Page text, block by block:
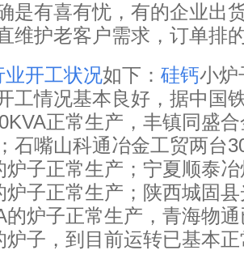
是有喜有忧，有的企业出
维护老客户需求，订单排
业开工状况如下： 硅钙小炉
工情况基本良好，据中国
正常生产，丰镇同盛
石嘴山科通冶金工贸两台
炉子正常生产；宁夏顺泰
炉子正常生产；陕西城固
的炉子正常生产，青海物
炉子，到目前运转已基本